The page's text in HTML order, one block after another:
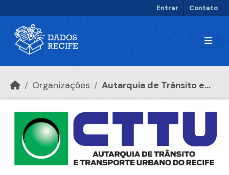
Entrar Contato
Organizações Autarquia de Trânsito e...